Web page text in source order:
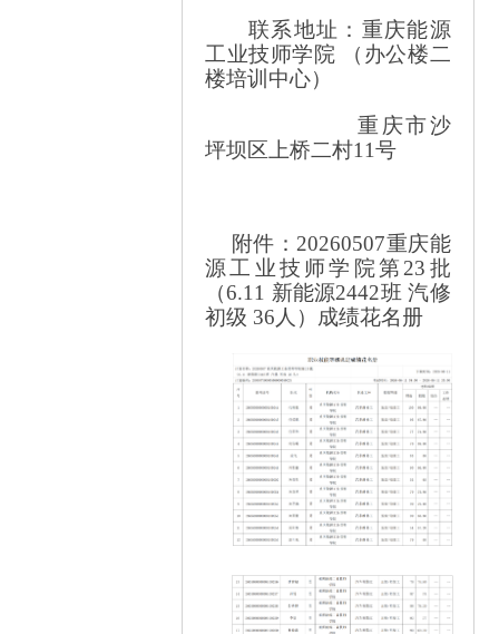
联系地址：重庆能源
工业技师学院
（办公楼二
楼培训中心）
重庆市沙
坪坝区上桥二村11号
附件： 20260507重庆能
源工业技师学院第23批
（6.11 新能源2442班 汽修
初级 36人）成绩花名册